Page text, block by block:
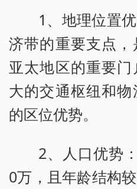
1、地理位置
济带的重要支点
亚太地区的重要
大的交通枢纽和
的区位优势。
2、人口优势
0万，且年龄结构